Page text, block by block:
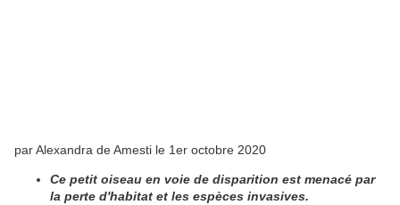
par Alexandra de Amesti le 1er octobre 2020
Ce petit oiseau en voie de disparition est menacé par
la perte d'habitat et les espèces invasives.